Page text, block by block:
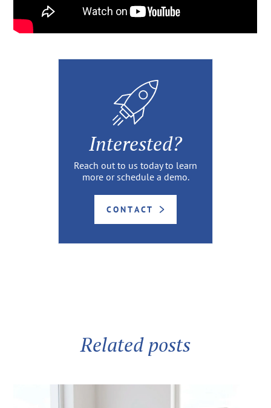
Interested?
Reach out to us today to learn
more or schedule a demo.
CONTACT
Related posts